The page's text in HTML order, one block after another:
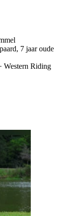
7 jaar oude
Western Riding